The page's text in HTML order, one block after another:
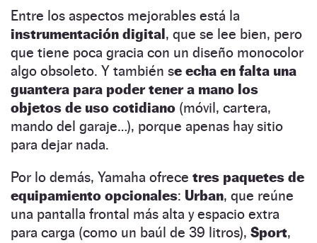
Entre los aspectos mejorables está la
instrumentación digital, que se lee bien, pero
que tiene poca gracia con un diseño monocolor
algo obsoleto. Y también se echa en falta una
guantera para poder tener a mano los
objetos de uso cotidiano (móvil, cartera,
mando del garaje…), porque apenas hay sitio
para dejar nada.
Por lo demás, Yamaha ofrece tres paquetes de
equipamiento opcionales: Urban, que reúne
una pantalla frontal más alta y espacio extra
para carga (como un baúl de 39 litros), Sport,